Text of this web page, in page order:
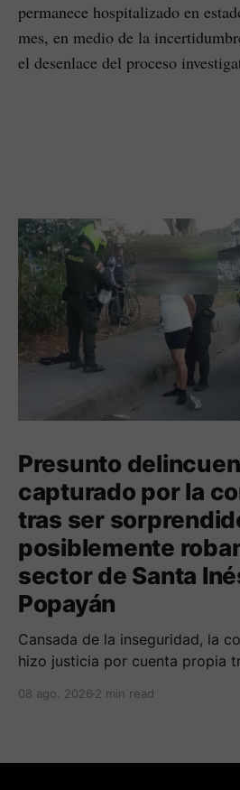
permanece hospitalizado en
mes, en medio de la
el desenlace del proceso
Presunto
capturado por la
tras ser
posiblemente
sector de Santa
Popayán
Cansada de la inseguridad, la
hizo justicia por cuenta propia
comuna cuatro. La gente pedía
08 ago. 2026 2 min read